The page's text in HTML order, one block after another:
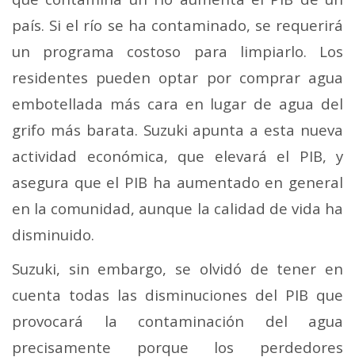
país. Si el río se ha contaminado, se requerirá
un programa costoso para limpiarlo. Los
residentes pueden optar por comprar agua
embotellada más cara en lugar de agua del
grifo más barata. Suzuki apunta a esta nueva
actividad económica, que elevará el PIB, y
asegura que el PIB ha aumentado en general
en la comunidad, aunque la calidad de vida ha
disminuido.
Suzuki, sin embargo, se olvidó de tener en
cuenta todas las disminuciones del PIB que
provocará la contaminación del agua
precisamente porque los perdedores